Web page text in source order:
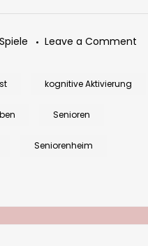
Leave a Comment
kognitive Aktivierung
Senioren
Seniorenheim